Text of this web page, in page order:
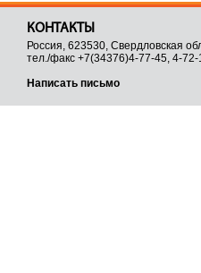
КОНТАКТЫ
Россия, 623530, Свердловская
тел./факс +7(34376)4-77-45, 4-
Написать письмо